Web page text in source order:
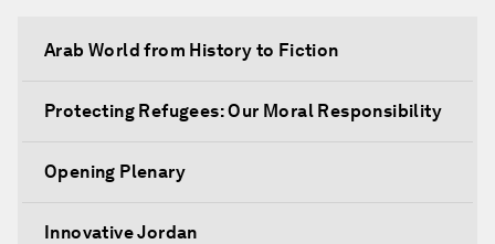
Arab World from History to Fiction
Protecting Refugees: Our Moral Responsibility
Opening Plenary
Innovative Jordan